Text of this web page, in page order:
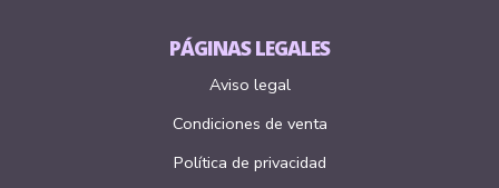
PÁGINAS LEGALES
Aviso legal
Condiciones de venta
Política de privacidad